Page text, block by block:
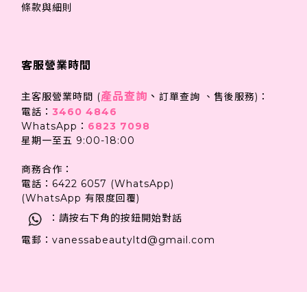
條款與細則
客服營業時間
主客服營業時間 (產品查詢 、 訂單查詢 、售後服務)：
電話： 3460 4846
WhatsApp： 6823 7098
星期一至五 9:00-18:00
商務合作：
電話：6422 6057 (WhatsApp)
(WhatsApp 有限度回覆)
：請按右下角的按鈕開始對話
電郵：vanessabeautyltd@gmail.com